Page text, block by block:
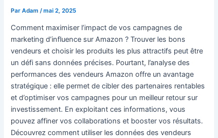
ParAdam /mai 2, 2025
Comment maximiser l’impact de vos campagnes de
marketing d’influence sur Amazon ? Trouver les bons
vendeurs et choisir les produits les plus attractifs peut être
un défi sans données précises. Pourtant, l’analyse des
performances des vendeurs Amazon offre un avantage
stratégique : elle permet de cibler des partenaires rentables
et d’optimiser vos campagnes pour un meilleur retour sur
investissement. En exploitant ces informations, vous
pouvez affiner vos collaborations et booster vos résultats.
Découvrez comment utiliser les données des vendeurs